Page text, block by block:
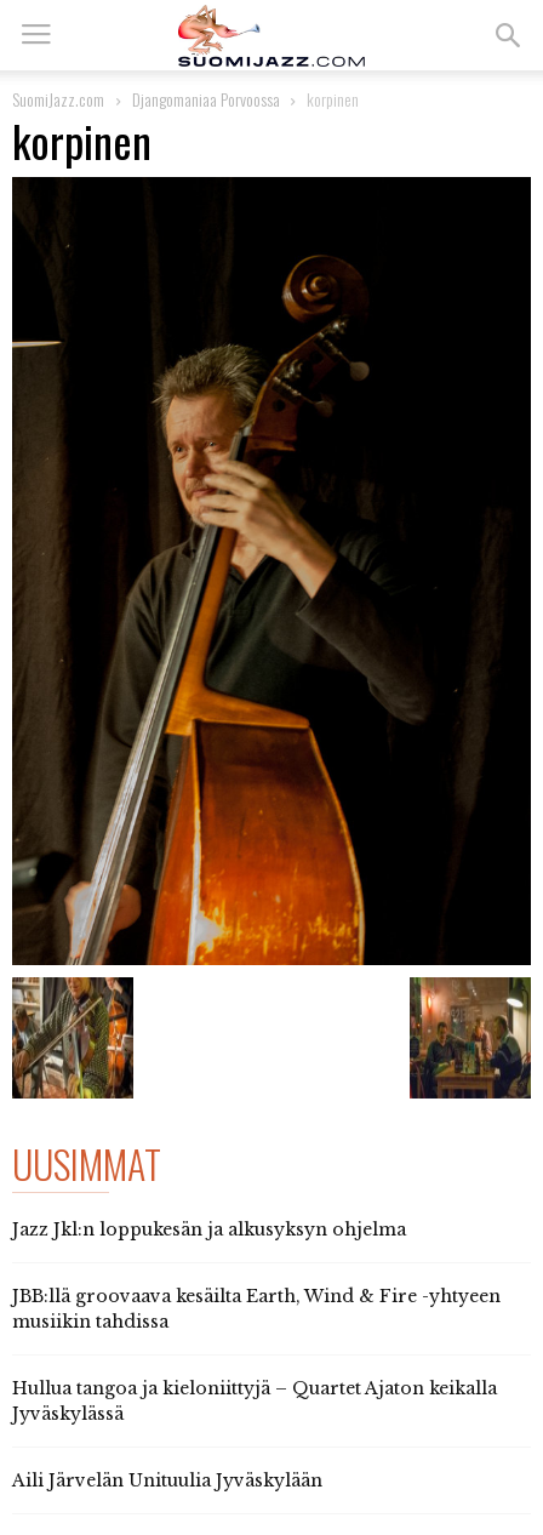
SuomiJazz.com Djangomaniaa Porvoossa korpinen
korpinen
UUSIMMAT
Jazz Jkl:n loppukesän ja alkusyksyn ohjelma
JBB:llä groovaava kesäilta Earth, Wind & Fire -yhtyeen
musiikin tahdissa
Hullua tangoa ja kieloniittyjä – Quartet Ajaton keikalla
Jyväskylässä
Aili Järvelän Unituulia Jyväskylään